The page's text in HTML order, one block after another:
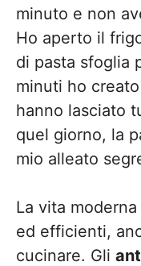
minuto e non
Ho aperto il
di pasta sfoglia
minuti ho
hanno lasciato
quel giorno, la
mio alleato
La vita
ed efficienti,
cucinare. Gli